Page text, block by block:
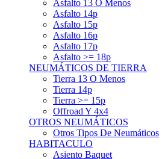
Asfalto 15p
Asfalto 16p
Asfalto 17p
Asfalto >= 18p
NEUMÁTICOS DE TIERRA
Tierra 13 O Menos
Tierra 14p
Tierra >= 15p
Offroad Y 4x4
OTROS NEUMÁTICOS
Otros Tipos De Neumáticos
HABITACULO
Asiento Baquet
Arneses